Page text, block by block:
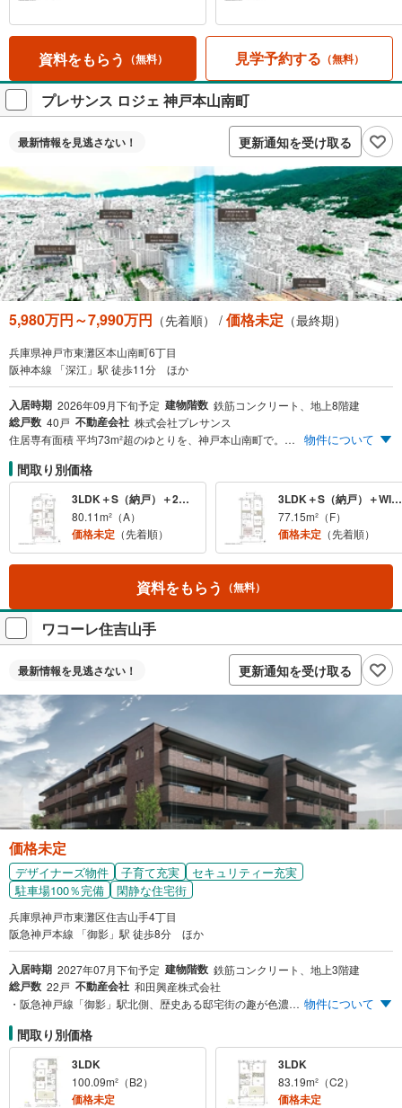
資料をもらう （無料） 見学予約する （無料）
プレサンス ロジェ 神戸本山南町
最新情報を見逃さない！ 更新通知を受け取る
5,980万円～7,990万円 （先着順） / 価格未定 （最終期）
兵庫県神戸市東灘区本山南町6丁目
阪神本線 「深江」駅 徒歩11分 ほか
入居時期 2026年09月下旬予定 建物階数 鉄筋コンクリート、地上8階建
総戸数 40戸 不動産会社 株式会社プレサンス
住居専有面積 平均73m²超のゆとりを、神戸本山南町で。販売価格4LDK 7,200万円台※100万円単位 ※1:現地より地図上で計測した、直線距離で半径500mの範囲となります。 ※2:ライフ 本山店 （徒歩3分/現地より約220m）、コーナン 本山店（徒歩3分/現地より約240m）、生鮮＆業務スーパーボトルワールドOK 本山店（徒歩4分/現地より約260m）、ダイエー 甲南店（徒歩6分/現地より約440m）、ファミリーマート 陸前屋東灘店（徒歩7分/現地より約500m）、セブン-イレブン 神戸赤鳥居前（徒歩7分/現地より約530m）、阪急オアシス 本山南店（徒歩8分/現地より約580m）、ローソン 東灘本山南町三丁目（徒歩8分/現地より約630m）、コープ深江（薬マツモトキヨシ/Seria他）（徒歩9分/現地より約660m）の9店舗。
物件について
間取り別価格
3LDK＋S（納戸）＋2WIC
80.11m²（A）
価格未定 （先着順）
3LDK＋S（納戸）＋WIC・4LDK＋WIC
77.15m²（F）
価格未定 （先着順）
資料をもらう （無料）
ワコーレ住吉山手
最新情報を見逃さない！ 更新通知を受け取る
価格未定
デザイナーズ物件 子育て充実
セキュリティー充実
駐車場100％完備
閑静な住宅街
兵庫県神戸市東灘区住吉山手4丁目
阪急神戸本線 「御影」駅 徒歩8分 ほか
入居時期 2027年07月下旬予定 建物階数 鉄筋コンクリート、地上3階建
総戸数 22戸 不動産会社 和田興産株式会社
・阪急神戸線「御影」駅北側、歴史ある邸宅街の趣が色濃く残る住吉山手アドレス ・風致地区に囲まれた第一種低層住居専用地域 ・独立性の高い3方角地の総22邸 ・南向き＆西向き、住戸専有面積78m²台～110m²台（平均89m²台） ・平面駐車場100％設置、屋内平面区画もご用意 ・全戸ディスポーザ標準採用 ・セコムマンションセキュリティシステム採用 ・ZEH-M Oriented取得 物件について
間取り別価格
3LDK
100.09m²（B2）
価格未定
3LDK
83.19m²（C2）
価格未定